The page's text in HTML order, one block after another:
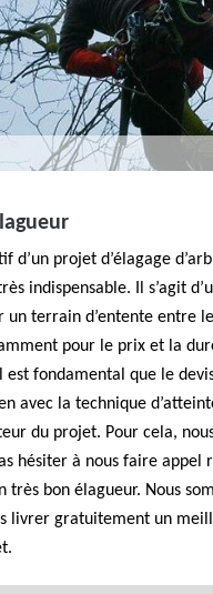
d’un projet d’élagage
indispensable. Il s’agit
un terrain d’entente entre
pour le prix et la
est fondamental que le
avec la technique
du projet. Pour cela,
hésiter à nous faire appel
très bon élagueur. Nous
livrer gratuitement un